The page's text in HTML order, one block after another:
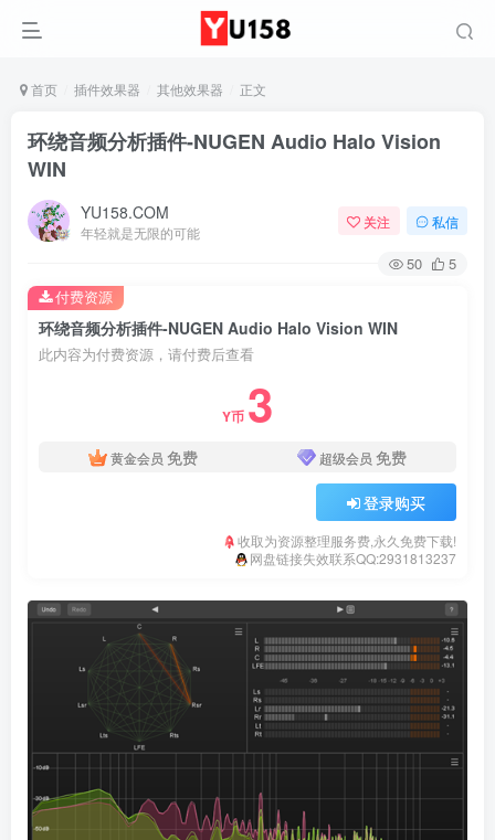
首页 插件效果器 其他效果器 正文
环绕音频分析插件-NUGEN Audio Halo Vision
WIN
YU158.COM
年轻就是无限的可能
关注 私信
50 5
环绕音频分析插件-NUGEN Audio Halo Vision WIN
此内容为付费资源，请付费后查看
Y币 3
黄金会员 免费 超级会员 免费
登录购买
收取为资源整理服务费,永久免费下载!
网盘链接失效联系QQ:2931813237
付费资源